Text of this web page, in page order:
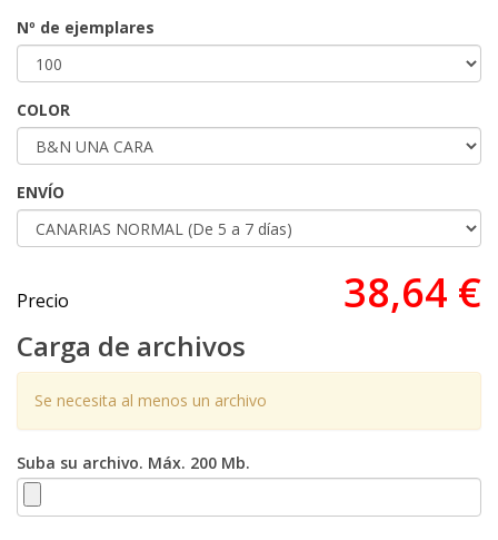
Nº de ejemplares
COLOR
ENVÍO
Precio 38,64 €
Carga de archivos
Se necesita al menos un archivo
Suba su archivo. Máx. 200 Mb.